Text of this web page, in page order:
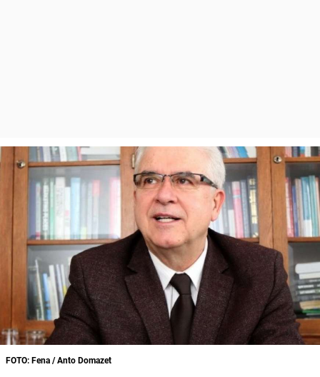
FOTO: Fena / Anto Domazet